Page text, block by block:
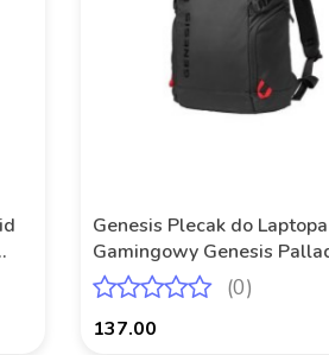
Genesis Plecak do
Gamingowy Genesis
Czarny 15.6"
(0)
137.00